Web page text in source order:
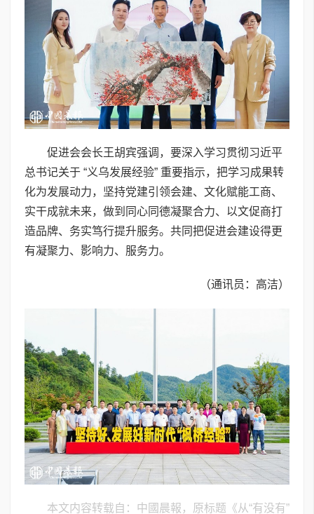
促进会会长王胡宾强调，要深入学习贯彻习近平
总书记关于 “义乌发展经验” 重要指示，把学习成果转
化为发展动力，坚持党建引领会建、文化赋能工商、
实干成就未来，做到同心同德凝聚合力、以文促商打
造品牌、务实笃行提升服务。共同把促进会建设得更
有凝聚力、影响力、服务力。
（通讯员：高洁）
本文内容转载自：中國晨報，原标题《从“有没有”